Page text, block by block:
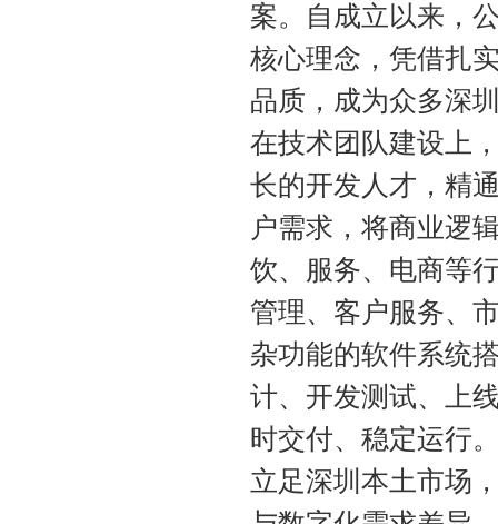
案。自成立以来，
核心理念，凭借扎
品质，成为众多深
在技术团队建设上
长的开发人才，精
户需求，将商业逻
饮、服务、电商等
管理、客户服务、
杂功能的软件系统
计、开发测试、上
时交付、稳定运行
立足深圳本土市场